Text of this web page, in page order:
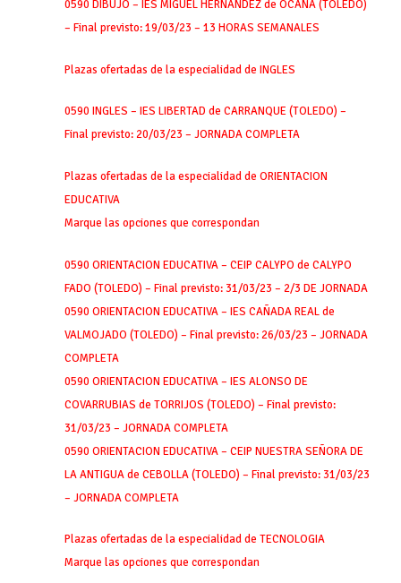
0590 DIBUJO – IES MIGUEL HERNÁNDEZ de OCAÑA (TOLEDO)
– Final previsto: 19/03/23 – 13 HORAS SEMANALES
Plazas ofertadas de la especialidad de INGLES
0590 INGLES – IES LIBERTAD de CARRANQUE (TOLEDO) –
Final previsto: 20/03/23 – JORNADA COMPLETA
Plazas ofertadas de la especialidad de ORIENTACION
EDUCATIVA
Marque las opciones que correspondan
0590 ORIENTACION EDUCATIVA – CEIP CALYPO de CALYPO
FADO (TOLEDO) – Final previsto: 31/03/23 – 2/3 DE JORNADA
0590 ORIENTACION EDUCATIVA – IES CAÑADA REAL de
VALMOJADO (TOLEDO) – Final previsto: 26/03/23 – JORNADA
COMPLETA
0590 ORIENTACION EDUCATIVA – IES ALONSO DE
COVARRUBIAS de TORRIJOS (TOLEDO) – Final previsto:
31/03/23 – JORNADA COMPLETA
0590 ORIENTACION EDUCATIVA – CEIP NUESTRA SEÑORA DE
LA ANTIGUA de CEBOLLA (TOLEDO) – Final previsto: 31/03/23
– JORNADA COMPLETA
Plazas ofertadas de la especialidad de TECNOLOGIA
Marque las opciones que correspondan